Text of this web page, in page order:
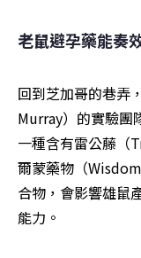
老鼠避孕藥能奏
回到芝加哥的巷弄
Murray）的實驗團
一種含有雷公藤
爾蒙藥物（
合物，會影響雄鼠
能力。